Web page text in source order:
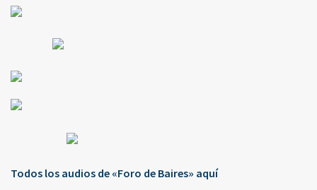
Todos los audios de «Foro de Baires» aquí